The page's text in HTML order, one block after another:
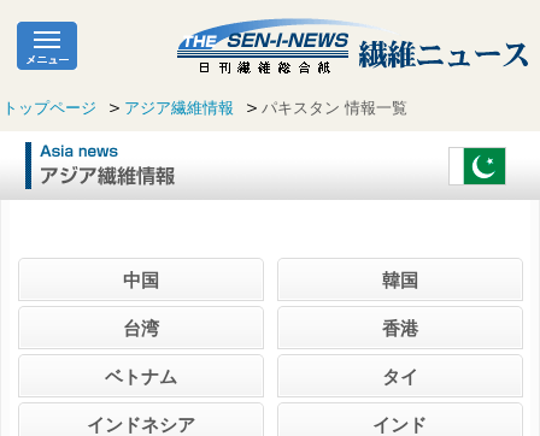
トップページ アジア繊維情報 パキスタン 情報一覧
中国 韓国
台湾 香港
ベトナム タイ
インドネシア インド